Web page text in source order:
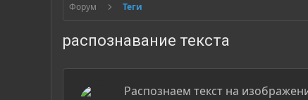
Форум Теги
распознавание текста
Распознаем текст на